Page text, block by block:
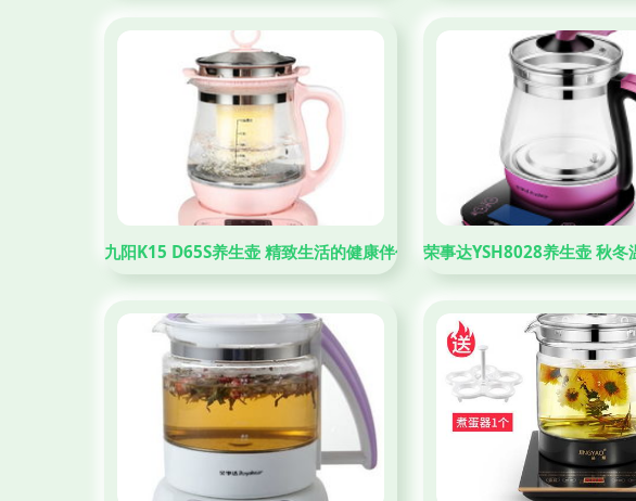
九阳K15 D65S养生壶 精致生活的健康伴侣 荣事达YSH8028养生壶 秋